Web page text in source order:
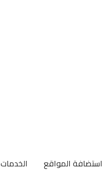
استضافة المواقع الخدمات